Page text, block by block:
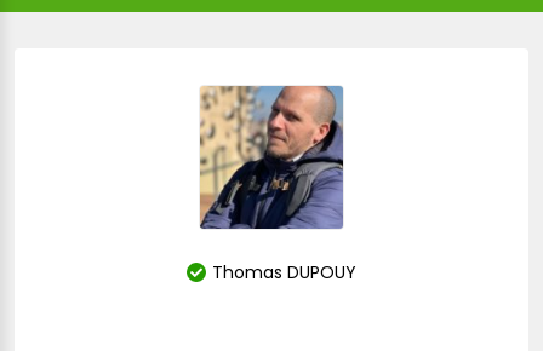
Thomas DUPOUY